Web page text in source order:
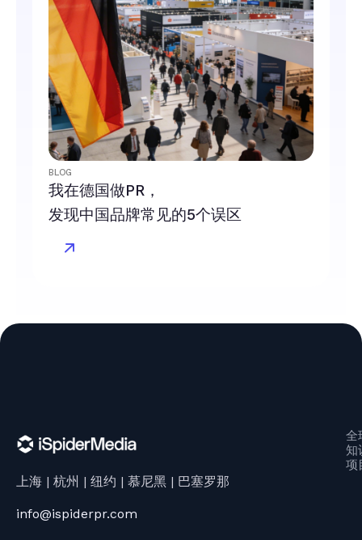
BLOG
我在德国做PR，
发现中国品牌常见的5个误区
上海 | 杭州 | 纽约 | 慕尼黑 | 巴塞罗那
info@ispiderpr.com
全
知
项